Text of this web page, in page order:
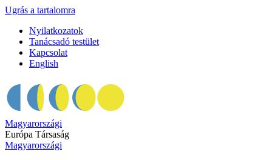
Ugrás a tartalomra
Nyilatkozatok
Tanácsadó testület
Kapcsolat
English
Magyarországi
Európa Társaság
Magyarországi